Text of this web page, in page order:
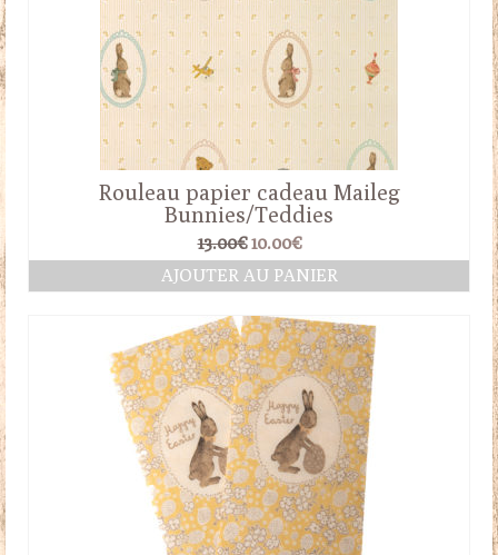
Rouleau papier cadeau Maileg
Bunnies/Teddies
13.00€ Le
prix
initial
13.00€.
10.00€Le
prix
actuel
10.00€.
AJOUTER AU PANIER